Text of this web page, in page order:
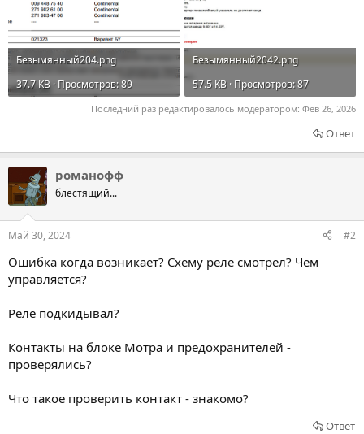
Безымянный204.png
37.7 KB · Просмотров: 89
Безымянный2042.png
57.5 KB · Просмотров: 87
Последний раз редактировалось модератором: Фев 26, 2026
Ответ
романофф
блестящий...
Май 30, 2024 #2
Ошибка когда возникает? Схему реле смотрел? Чем
управляется?
Реле подкидывал?
Контакты на блоке Мотра и предохранителей -
проверялись?
Что такое проверить контакт - знакомо?
Ответ